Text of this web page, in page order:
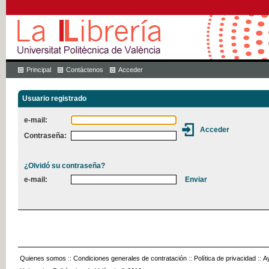
Principal Contáctenos Acceder
Usuario registrado
e-mail:
Contraseña:
¿Olvidó su contraseña?
e-mail:
Quienes somos :: Condiciones generales de contratación :: Política de privacidad ::